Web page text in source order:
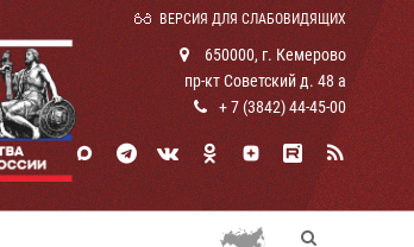
ВЕРСИЯ ДЛЯ СЛАБОВИДЯЩИХ
650000, г. Кемерово
пр-кт Советский д. 48 а
+ 7 (3842) 44-45-00